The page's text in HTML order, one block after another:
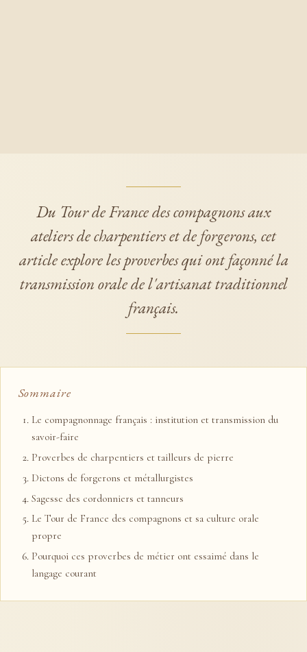
Du Tour de France des compagnons aux
ateliers de charpentiers et de forgerons, cet
article explore les proverbes qui ont façonné la
transmission orale de l'artisanat traditionnel
français.
Sommaire
Le compagnonnage français : institution et transmission du
savoir-faire
Proverbes de charpentiers et tailleurs de pierre
Dictons de forgerons et métallurgistes
Sagesse des cordonniers et tanneurs
Le Tour de France des compagnons et sa culture orale
propre
Pourquoi ces proverbes de métier ont essaimé dans le
langage courant